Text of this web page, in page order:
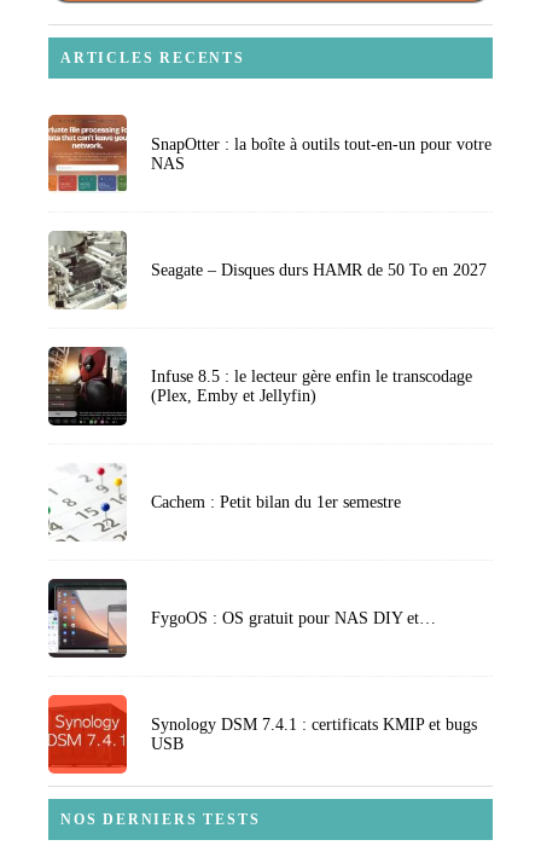
ARTICLES RECENTS
SnapOtter : la boîte à outils tout-en-un pour votre
NAS
Seagate – Disques durs HAMR de 50 To en 2027
Infuse 8.5 : le lecteur gère enfin le transcodage
(Plex, Emby et Jellyfin)
Cachem : Petit bilan du 1er semestre
FygoOS : OS gratuit pour NAS DIY et…
Synology DSM 7.4.1 : certificats KMIP et bugs
USB
NOS DERNIERS TESTS